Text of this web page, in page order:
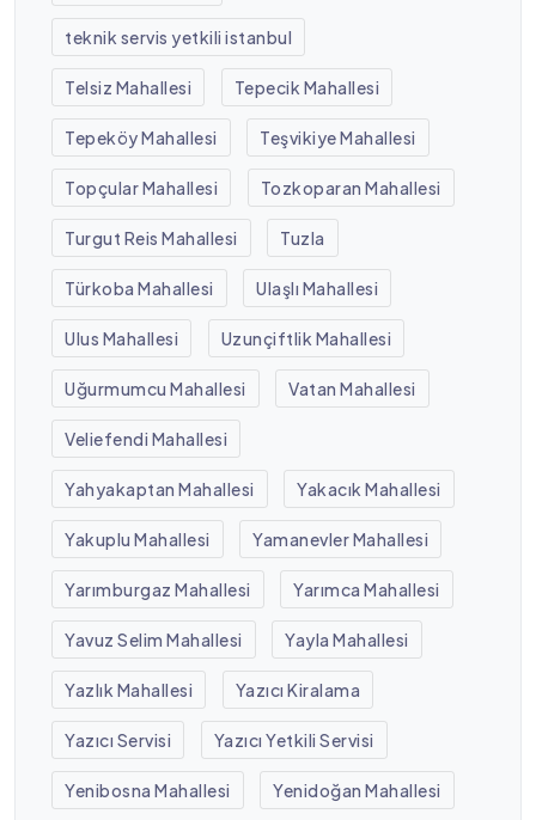
teknik servis yetkili istanbul
Telsiz Mahallesi Tepecik Mahallesi
Tepeköy Mahallesi Teşvikiye Mahallesi
Topçular Mahallesi Tozkoparan Mahallesi
Turgut Reis Mahallesi Tuzla
Türkoba Mahallesi Ulaşlı Mahallesi
Ulus Mahallesi Uzunçiftlik Mahallesi
Uğurmumcu Mahallesi Vatan Mahallesi
Veliefendi Mahallesi
Yahyakaptan Mahallesi Yakacık Mahallesi
Yakuplu Mahallesi Yamanevler Mahallesi
Yarımburgaz Mahallesi Yarımca Mahallesi
Yavuz Selim Mahallesi Yayla Mahallesi
Yazlık Mahallesi Yazıcı Kiralama
Yazıcı Servisi Yazıcı Yetkili Servisi
Yenibosna Mahallesi Yenidoğan Mahallesi